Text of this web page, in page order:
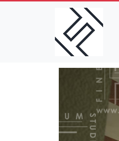
Ugrás a tartalomra